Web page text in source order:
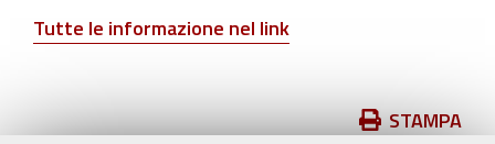
Tutte le informazione nel link
STAMPA